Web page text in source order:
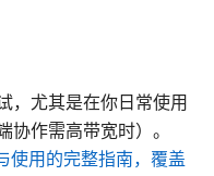
，尤其是在你日常使用
作需高带宽时）。
使用的完整指南，覆盖